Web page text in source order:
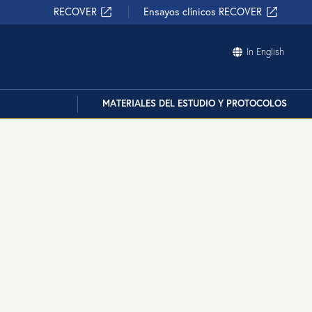
RECOVER Ensayos clínicos RECOVER
In English
MATERIALES DEL ESTUDIO Y PROTOCOLOS